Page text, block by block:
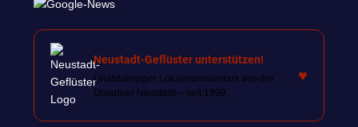
Neustadt-Geflüster unterstützen!
Unabhängiger Lokaljournalismus aus der
Dresdner Neustadt – seit 1999.
♥